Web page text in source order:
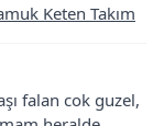
Keten Takım
falan cok guzel,